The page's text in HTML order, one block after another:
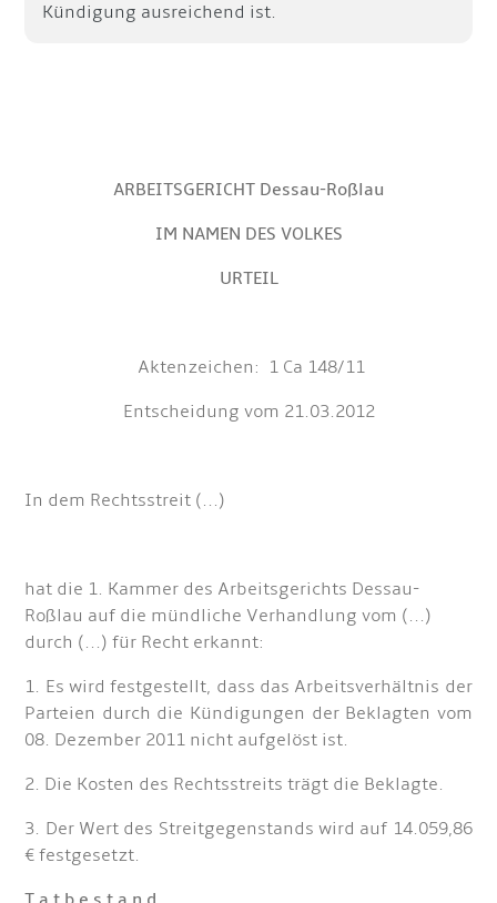
Kündigung ausreichend ist.
ARBEITSGERICHT Dessau-Roßlau
IM NAMEN DES VOLKES
URTEIL
Aktenzeichen: 1 Ca 148/11
Entscheidung vom 21.03.2012
In dem Rechtsstreit (...)
hat die 1. Kammer des Arbeitsgerichts Dessau-
Roßlau auf die mündliche Verhandlung vom (...)
durch (...) für Recht erkannt:
1. Es wird festgestellt, dass das Arbeitsverhältnis der
Parteien durch die Kündigungen der Beklagten vom
08. Dezember 2011 nicht aufgelöst ist.
2. Die Kosten des Rechtsstreits trägt die Beklagte.
3. Der Wert des Streitgegenstands wird auf 14.059,86
€ festgesetzt.